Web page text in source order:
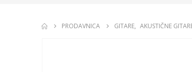
PRODAVNICA GITARE, AKUSTIČNE